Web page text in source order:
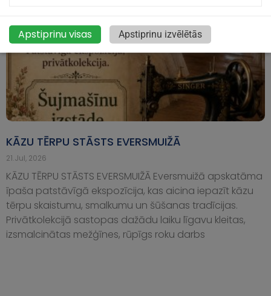
KĀZU TĒRPU STĀSTS EVERSMUIŽĀ
21.Jul, 2026
KĀZU TĒRPU STĀSTS EVERSMUIŽĀ Eversmuižā apskatāma
īpaša patstāvīgā ekspozīcija, kas aicina iepazīt kāzu
tērpu skaistumu, smalkumu un šūšanas tradīcijas.
Privātkolekcijā sastopas dažādu laiku līgavu kleitas,
izsmalcinātas mežģīnes, rūpīgs roku darbs
Apstiprinu visas Apstiprinu izvēlētās